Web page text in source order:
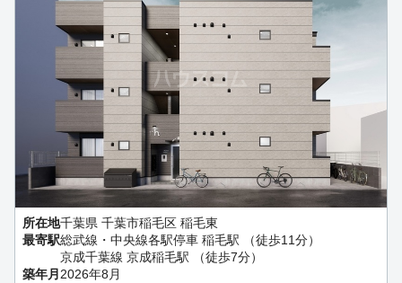
所在地千葉県 千葉市稲毛区 稲毛東
最寄駅総武線・中央線各駅停車 稲毛駅 （徒歩11分）
京成千葉線 京成稲毛駅 （徒歩7分）
築年月 2026年8月